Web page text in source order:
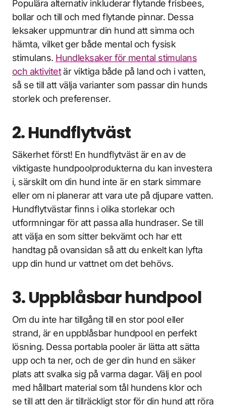
Populära alternativ inkluderar flytande frisbees,
bollar och till och med flytande pinnar. Dessa
leksaker uppmuntrar din hund att simma och
hämta, vilket ger både mental och fysisk
stimulans. Hundleksaker för mental stimulans
och aktivitetär viktiga både på land och i vatten,
så se till att välja varianter som passar din hunds
storlek och preferenser.
2. Hundflytväst
Säkerhet först! En hundflytväst är en av de
viktigaste hundpoolprodukterna du kan investera
i, särskilt om din hund inte är en stark simmare
eller om ni planerar att vara ute på djupare vatten.
Hundflytvästar finns i olika storlekar och
utformningar för att passa alla hundraser. Se till
att välja en som sitter bekvämt och har ett
handtag på ovansidan så att du enkelt kan lyfta
upp din hund ur vattnet om det behövs.
3. Uppblåsbar hundpool
Om du inte har tillgång till en stor pool eller
strand, är en uppblåsbar hundpool en perfekt
lösning. Dessa portabla pooler är lätta att sätta
upp och ta ner, och de ger din hund en säker
plats att svalka sig på varma dagar. Välj en pool
med hållbart material som tål hundens klor och
se till att den är tillräckligt stor för din hund att röra